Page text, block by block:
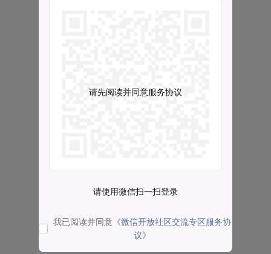
请先阅读并同意服务协议
请使用微信扫一扫登录
我已阅读并同意 《微信开放社区交流专区服务协
议》